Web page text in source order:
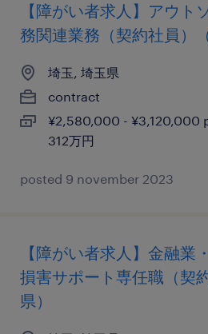
【障がい者求人】アウト
務関連業務（契約社員）
埼玉, 埼玉県
contract
¥2,580,000 - ¥3,120,000
312万円
posted 9 november 2023
【障がい者求人】金融業
損害サポート専任職（契
県）